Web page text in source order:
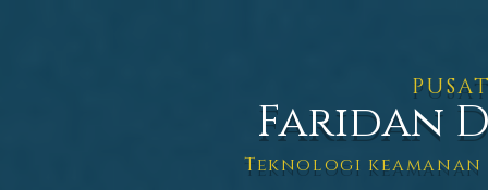
Faridan
Teknologi